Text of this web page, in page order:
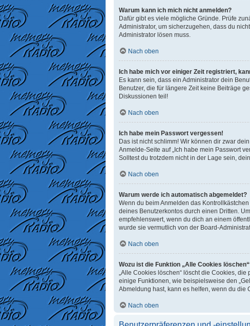
Warum kann ich mich nicht anmelden?
Dafür gibt es viele mögliche Gründe. Prüfe
Administrator, um sicherzugehen, dass du
Administrator lösen muss.
Nach oben
Ich habe mich vor einiger Zeit registriert,
Es kann sein, dass ein Administrator dein
Benutzer, die für längere Zeit keine Beiträge
Diskussionen teil!
Nach oben
Ich habe mein Passwort vergessen!
Das ist nicht schlimm! Wir können dir zwar
Anmelde-Seite auf „Ich habe mein Passwort
Solltest du trotzdem nicht in der Lage sein,
Nach oben
Warum werde ich automatisch abgemeldet?
Wenn du beim Anmelden das
deines Benutzerkontos durch einen Dritten.
empfehlenswert, wenn du dich an einem
wurde sie vermutlich von der Board-
Nach oben
Wozu ist die Funktion „Alle Cookies
„Alle Cookies löschen“ löscht die Cookies,
einige Funktionen, wie beispielsweise den
Abmeldung hast, kann es helfen, wenn du die
Nach oben